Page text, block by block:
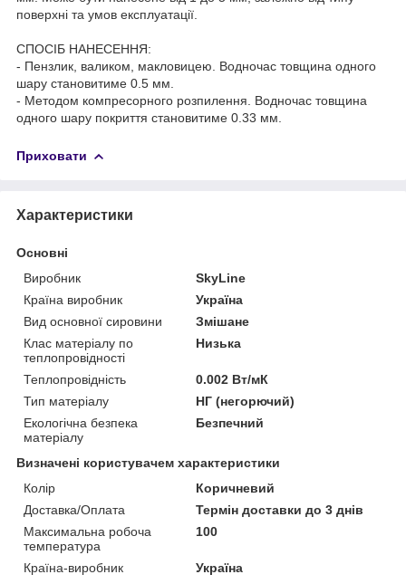
поверхні та умов експлуатації.
СПОСІБ НАНЕСЕННЯ:
- Пензлик, валиком, макловицею. Водночас товщина одного
шару становитиме 0.5 мм.
- Методом компресорного розпилення. Водночас товщина
одного шару покриття становитиме 0.33 мм.
Приховати
Характеристики
Основні
Виробник
SkyLine
Країна виробник
Україна
Вид основної сировини
Змішане
Клас матеріалу по
теплопровідності
Низька
Теплопровідність
0.002 Вт/мК
Тип матеріалу
НГ (негорючий)
Екологічна безпека
матеріалу
Безпечний
Визначені користувачем характеристики
Колір
Коричневий
Доставка/Оплата
Термін доставки до 3 днів
Максимальна робоча
температура
100
Країна-виробник
Україна